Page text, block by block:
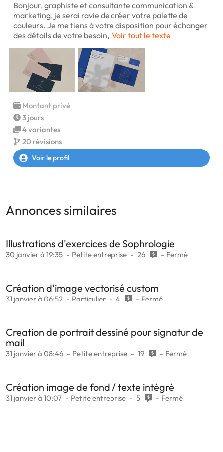
Bonjour, graphiste et consultante communication &
marketing, je serai ravie de créer votre palette de
couleurs. Je me tiens à votre disposition pour échanger
des détails de votre besoin, Voir tout le texte
Montant privé
3 jours
4 variantes
20 révisions
Voir le profil
Annonces similaires
Illustrations d'exercices de Sophrologie
30 janvier à 19:35 Petite entreprise 26 Fermé
Création d'image vectorisé custom
31 janvier à 06:52 Particulier 4 Fermé
Creation de portrait dessiné pour signatur de
mail
31 janvier à 08:46 Petite entreprise 19 Fermé
Création image de fond / texte intégré
31 janvier à 10:07 Petite entreprise 5 Fermé